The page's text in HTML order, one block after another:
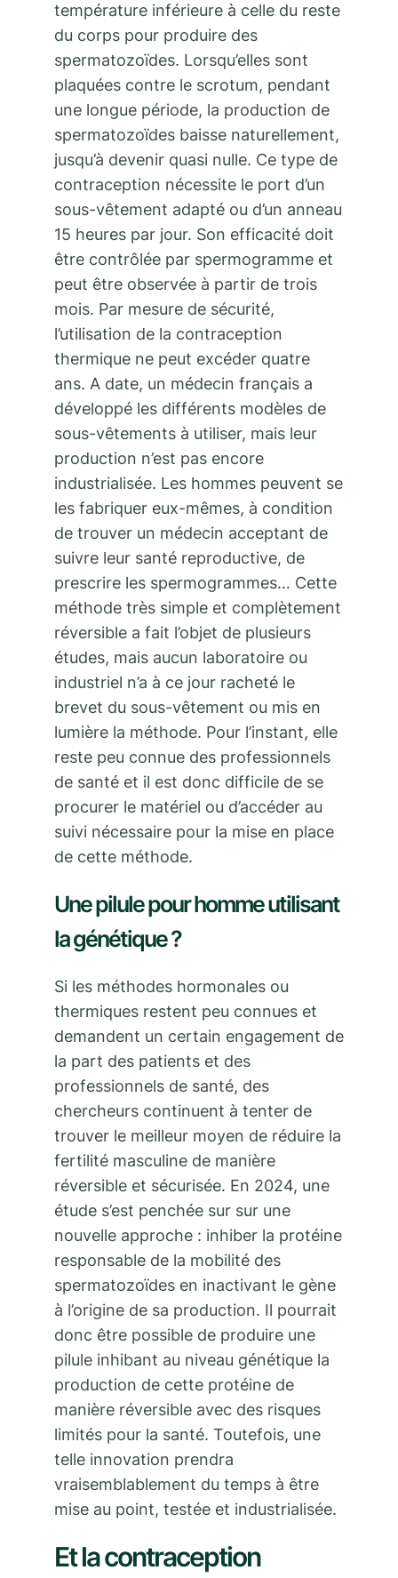
température inférieure à celle du reste
du corps pour produire des
spermatozoïdes. Lorsqu’elles sont
plaquées contre le scrotum, pendant
une longue période, la production de
spermatozoïdes baisse naturellement,
jusqu’à devenir quasi nulle. Ce type de
contraception nécessite le port d’un
sous-vêtement adapté ou d’un anneau
15 heures par jour. Son efficacité doit
être contrôlée par spermogramme et
peut être observée à partir de trois
mois. Par mesure de sécurité,
l’utilisation de la contraception
thermique ne peut excéder quatre
ans. A date, un médecin français a
développé les différents modèles de
sous-vêtements à utiliser, mais leur
production n’est pas encore
industrialisée. Les hommes peuvent se
les fabriquer eux-mêmes, à condition
de trouver un médecin acceptant de
suivre leur santé reproductive, de
prescrire les spermogrammes… Cette
méthode très simple et complètement
réversible a fait l’objet de plusieurs
études, mais aucun laboratoire ou
industriel n’a à ce jour racheté le
brevet du sous-vêtement ou mis en
lumière la méthode. Pour l’instant, elle
reste peu connue des professionnels
de santé et il est donc difficile de se
procurer le matériel ou d’accéder au
suivi nécessaire pour la mise en place
de cette méthode.
Une pilule pour homme utilisant
la génétique ?
Si les méthodes hormonales ou
thermiques restent peu connues et
demandent un certain engagement de
la part des patients et des
professionnels de santé, des
chercheurs continuent à tenter de
trouver le meilleur moyen de réduire la
fertilité masculine de manière
réversible et sécurisée. En 2024, une
étude s’est penchée sur sur une
nouvelle approche : inhiber la protéine
responsable de la mobilité des
spermatozoïdes en inactivant le gène
à l’origine de sa production. Il pourrait
donc être possible de produire une
pilule inhibant au niveau génétique la
production de cette protéine de
manière réversible avec des risques
limités pour la santé. Toutefois, une
telle innovation prendra
vraisemblablement du temps à être
mise au point, testée et industrialisée.
Et la contraception